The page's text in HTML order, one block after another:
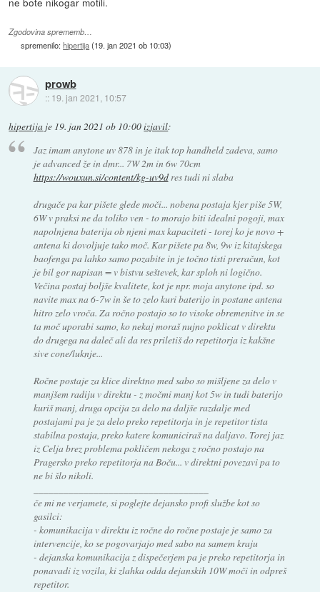
Zgodovina sprememb…
spremenilo:hipertija(19. jan 2021 ob 10:03)
prowb
:: 19. jan 2021, 10:57
hipertija je 19. jan 2021 ob 10:00izjavil:
Jaz imam anytone uv 878 in je itak top handheld zadeva, samo
je advanced že in dmr... 7W 2m in 6w 70cm
https://wouxun.si/content/kg-uv9dres tudi ni slaba
drugače pa kar pišete glede moči... nobena postaja kjer piše 5W,
6W v praksi ne da toliko ven - to morajo biti idealni pogoji, max
napolnjena baterija ob njeni max kapaciteti - torej ko je novo +
antena ki dovoljuje tako moč. Kar pišete pa 8w, 9w iz kitajskega
baofenga pa lahko samo pozabite in je točno tisti preračun, kot
je bil gor napisan = v bistvu seštevek, kar sploh ni logično.
Večina postaj boljše kvalitete, kot je npr. moja anytone ipd. so
navite max na 6-7w in še to zelo kuri baterijo in postane antena
hitro zelo vroča. Za ročno postajo so to visoke obremenitve in se
ta moč uporabi samo, ko nekaj moraš nujno poklicat v direktu
do drugega na daleč ali da res priletiš do repetitorja iz kakšne
sive cone/luknje...
Ročne postaje za klice direktno med sabo so mišljene za delo v
manjšem radiju v direktu - z močmi manj kot 5w in tudi baterijo
kuriš manj, druga opcija za delo na daljše razdalje med
postajami pa je za delo preko repetitorja in je repetitor tista
stabilna postaja, preko katere komuniciraš na daljavo. Torej jaz
iz Celja brez problema pokličem nekoga z ročno postajo na
Pragersko preko repetitorja na Boču... v direktni povezavi pa to
ne bi šlo nikoli.
če mi ne verjamete, si poglejte dejansko profi službe kot so
gasilci:
- komunikacija v direktu iz ročne do ročne postaje je samo za
intervencije, ko se pogovarjajo med sabo na samem kraju
- dejanska komunikacija z dispečerjem pa je preko repetitorja in
ponavadi iz vozila, ki zlahka odda dejanskih 10W moči in odpreš
repetitor.